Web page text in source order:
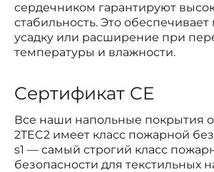
сердечником гарантируют
стабильность. Это
усадку или расширение при
температуры и влажности.
Cертификат CE
Все наши напольные покрытия
2TEC2 имеет класс пожарной
s1 — самый строгий класс
безопасности для текстильных